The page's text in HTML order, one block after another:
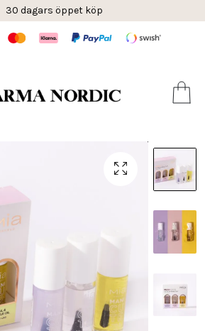
30 dagars öppet köp